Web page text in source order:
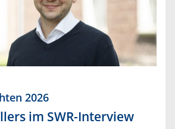
2026
im SWR-Interview